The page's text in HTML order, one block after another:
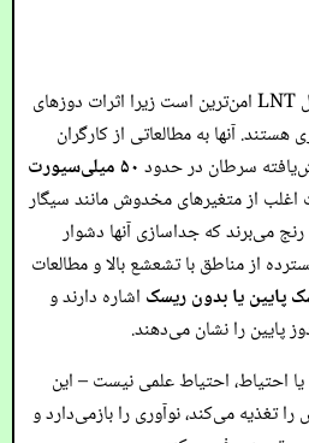
برخی استدلال می‌کنند که مدل LNT امن‌ترین است زیرا اثرات دوزهای
هستند. آنها به مطالعاتی از کارگران
سرطان در حدود ۵۰ میلی‌سیورت
اغلب از متغیرهای مخدوش مانند سیگار
می‌برند که جداسازی آنها دشوار
از مناطق با تشعشع بالا و مطالعات
پایین یا بدون ریسک اشاره دارند و
پایین را نشان می‌دهند.
تغذیه می‌کند، نوآوری را بازمی‌دارد و